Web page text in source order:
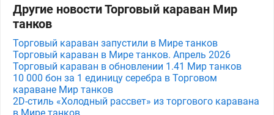
Другие новости Торговый караван Мир
танков
Торговый караван запустили в Мире танков
Торговый караван в Мире танков. Апрель 2026
Торговый караван в обновлении 1.41 Мир танков
10 000 бон за 1 единицу серебра в Торговом
караване Мир танков
2D-стиль «Холодный рассвет» из торгового каравана